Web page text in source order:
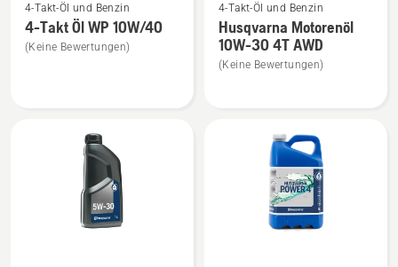
Details
zu
4-Takt-Öl und Benzin
4-Takt Öl WP 10W/40
(Keine Bewertungen)
Details
zu
Husqvarna
Motorenöl
4-Takt-Öl und Benzin
Husqvarna Motorenöl
10W-30 4T AWD
(Keine Bewertungen)